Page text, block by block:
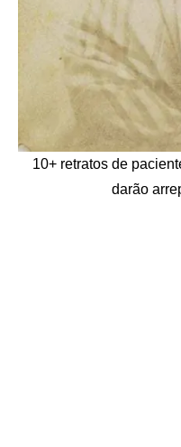
10+ retratos de
darão